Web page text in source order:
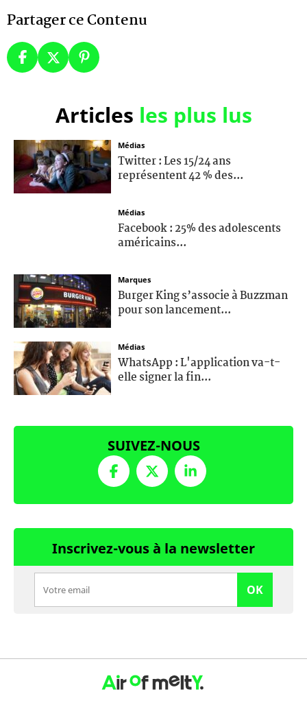
Partager ce Contenu
Articles les plus lus
Médias
Twitter : Les 15/24 ans
représentent 42 % des...
Médias
Facebook : 25% des adolescents
américains...
Marques
Burger King s’associe à Buzzman
pour son lancement...
Médias
WhatsApp : L'application va-t-
elle signer la fin...
SUIVEZ-NOUS
Inscrivez-vous à la newsletter
OK